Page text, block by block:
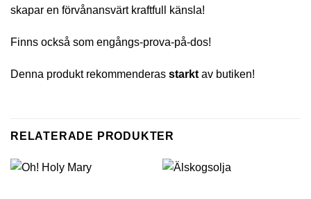
skapar en förvånansvärt kraftfull känsla!
Finns också som engångs-prova-på-dos!
Denna produkt rekommenderas starkt av butiken!
RELATERADE PRODUKTER